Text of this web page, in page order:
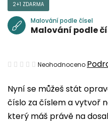
Nyní se můžeš stát
číslo za číslem a vytvoř
který máš právě na
2+1 ZDARMA
Malování podle čísel
Malování podle
Průměrné
produktu
je
0,0
Neohodnoceno